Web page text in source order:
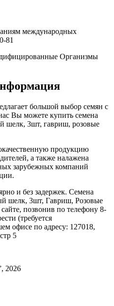
международных
81
Организмы
большой выбор семян с
Вы можете купить семена
шелк, 3шт, гавриш, розовые
продукцию
а также налажена
зарубежных компаний
и без задержек. Семена
шелк, 3шт, Гавриш, Розовые
позвонив по телефону 8-
(требуется
офисе по адресу: 127018,
5
2026